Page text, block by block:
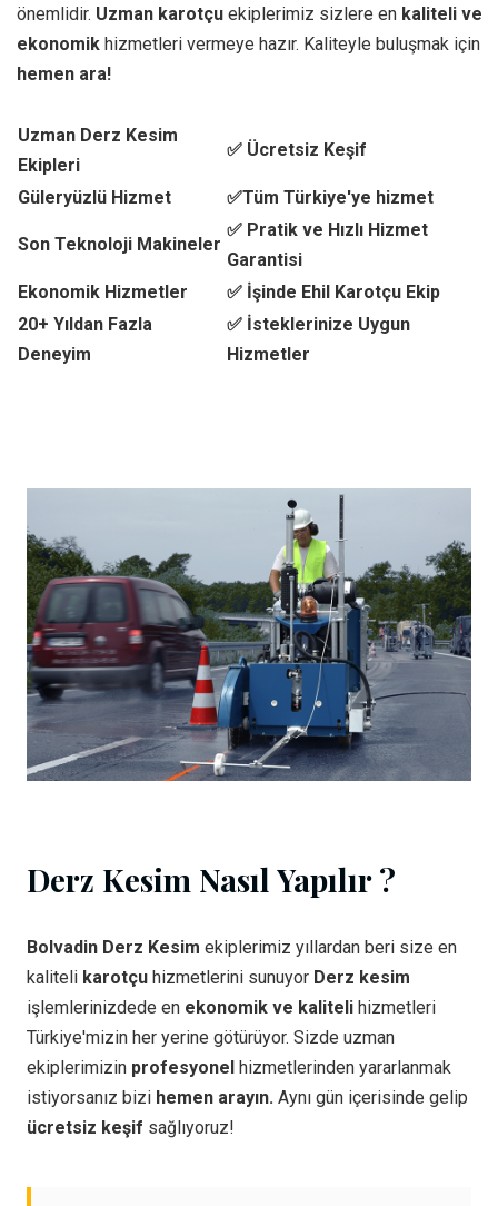
önemlidir. Uzman karotçu ekiplerimiz sizlere en kaliteli ve
ekonomik hizmetleri vermeye hazır. Kaliteyle buluşmak için
hemen ara!
Uzman Derz Kesim
Ekipleri
✅ Ücretsiz Keşif
Güleryüzlü Hizmet ✅Tüm Türkiye'ye hizmet
Son Teknoloji Makineler
✅ Pratik ve Hızlı Hizmet
Garantisi
Ekonomik Hizmetler
✅ İşinde Ehil Karotçu Ekip
20+ Yıldan Fazla
Deneyim
✅ İsteklerinize Uygun
Hizmetler
Derz Kesim Nasıl Yapılır ?
Bolvadin Derz Kesim ekiplerimiz yıllardan beri size en
kaliteli karotçu hizmetlerini sunuyor Derz kesim
işlemlerinizdede en ekonomik ve kaliteli hizmetleri
Türkiye'mizin her yerine götürüyor. Sizde uzman
ekiplerimizin profesyonel hizmetlerinden yararlanmak
istiyorsanız bizi hemen arayın. Aynı gün içerisinde gelip
ücretsiz keşif sağlıyoruz!